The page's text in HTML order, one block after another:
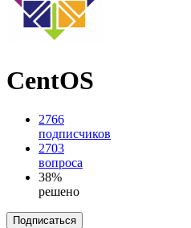
CentOS
2766
подписчиков
2703
вопроса
38%
решено
Подписаться